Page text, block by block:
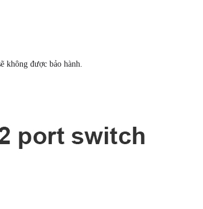
không được bảo hành.